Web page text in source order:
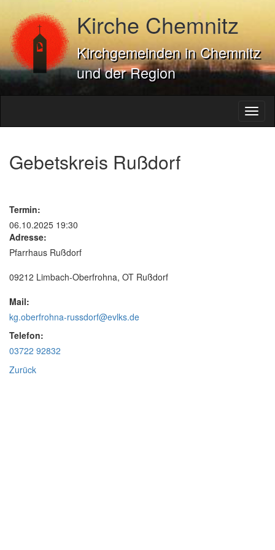
Kirche Chemnitz
Kirchgemeinden in Chemnitz
und der Region
Gebetskreis Rußdorf
Termin:
06.10.2025 19:30
Adresse:
Pfarrhaus Rußdorf
09212 Limbach-Oberfrohna, OT Rußdorf
Mail:
kg.oberfrohna-russdorf@evlks.de
Telefon:
03722 92832
Zurück